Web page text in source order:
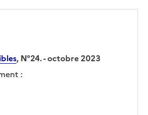
, N°24. - octobre 2023
: